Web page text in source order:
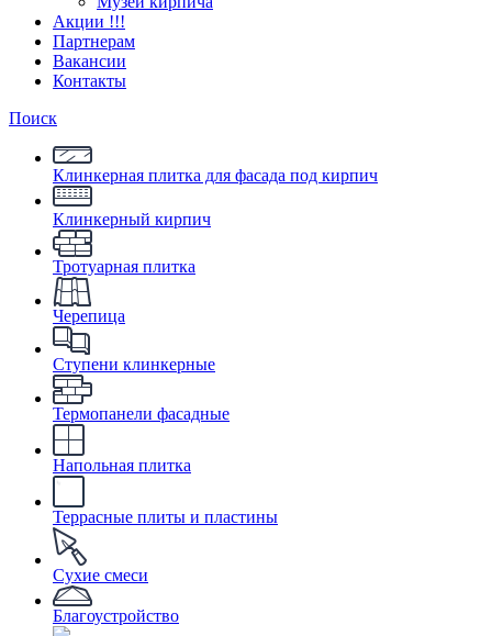
Акции !!!
Партнерам
Вакансии
Контакты
Поиск
Клинкерная плитка для фасада под кирпич
Клинкерный кирпич
Тротуарная плитка
Черепица
Ступени клинкерные
Термопанели фасадные
Напольная плитка
Террасные плиты и пластины
Сухие смеси
Благоустройство